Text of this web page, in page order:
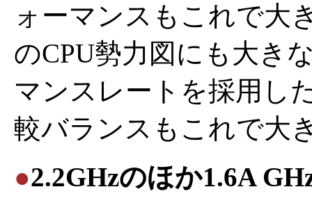
ォーマンスもこれで大
のCPU勢力図にも大き
マンスレートを採用し
較バランスもこれで大
●2.2GHzのほか1.6A